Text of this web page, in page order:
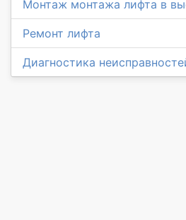
Монтаж монтажа лифта в
Ремонт лифта
Диагностика